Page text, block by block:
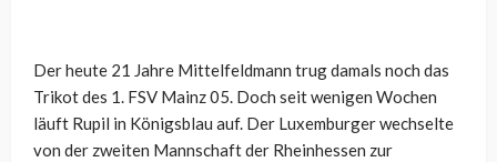
Der heute 21 Jahre Mittelfeldmann trug damals noch das
Trikot des 1. FSV Mainz 05. Doch seit wenigen Wochen
läuft Rupil in Königsblau auf. Der Luxemburger wechselte
von der zweiten Mannschaft der Rheinhessen zur